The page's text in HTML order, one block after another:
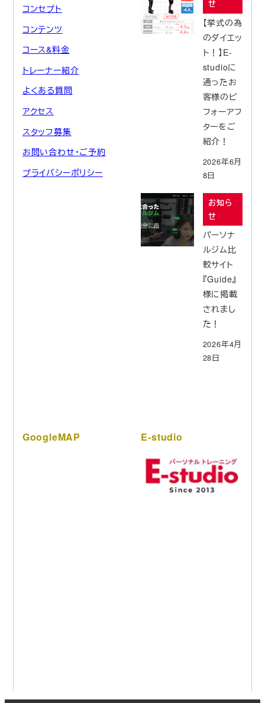
コンセプト
コンテンツ
コース&料金
トレーナー紹介
よくある質問
アクセス
スタッフ募集
お問い合わせ・ご予約
プライバシーポリシー
せ
【挙式の為
のダイエッ
ト！】E-
studioに
通ったお
客様のビ
フォーアフ
ターをご
紹介！
2026年6月
8日
お知ら
せ
パーソナ
ルジム比
較サイト
『Guide』
様に掲載
されまし
た！
2026年4月
28日
GoogleMAP E-studio